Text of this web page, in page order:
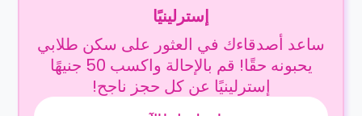
إسترلينيًا
ساعد أصدقاءك في العثور على سكن طلابي
يحبونه حقًا! قم بالإحالة واكسب 50 جنيهًا
إسترلينيًا عن كل حجز ناجح!